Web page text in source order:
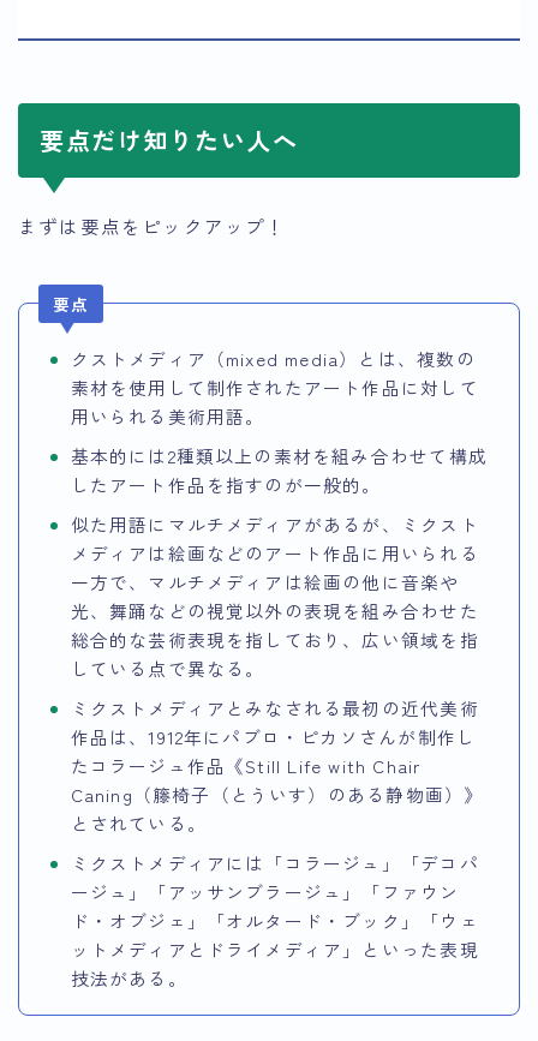
要点だけ知りたい人へ
まずは要点をピックアップ！
要点
クストメディア（mixed media）とは、複数の
素材を使用して制作されたアート作品に対して
用いられる美術用語。
基本的には2種類以上の素材を組み合わせて構成
したアート作品を指すのが一般的。
似た用語にマルチメディアがあるが、ミクスト
メディアは絵画などのアート作品に用いられる
一方で、マルチメディアは絵画の他に音楽や
光、舞踊などの視覚以外の表現を組み合わせた
総合的な芸術表現を指しており、広い領域を指
している点で異なる。
ミクストメディアとみなされる最初の近代美術
作品は、1912年にパブロ・ピカソさんが制作し
たコラージュ作品《Still Life with Chair
Caning（籐椅子（とういす）のある静物画）》
とされている。
ミクストメディアには「コラージュ」「デコパ
ージュ」「アッサンブラージュ」「ファウン
ド・オブジェ」「オルタード・ブック」「ウェ
ットメディアとドライメディア」といった表現
技法がある。